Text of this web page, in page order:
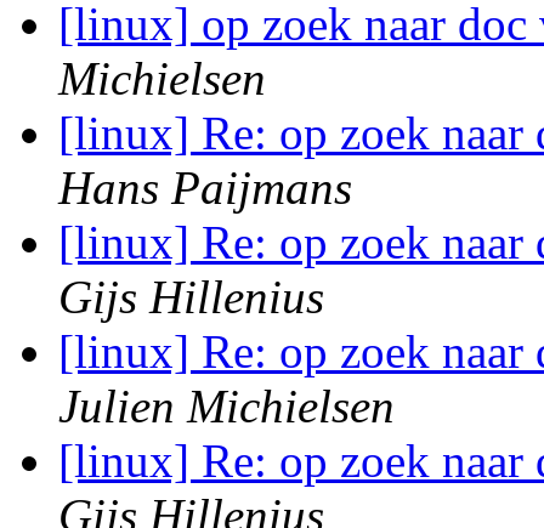
[linux] op zoek naar
Michielsen
[linux] Re: op zoek
Hans Paijmans
[linux] Re: op zoek
Gijs Hillenius
[linux] Re: op zoek
Julien Michielsen
[linux] Re: op zoek
Gijs Hillenius